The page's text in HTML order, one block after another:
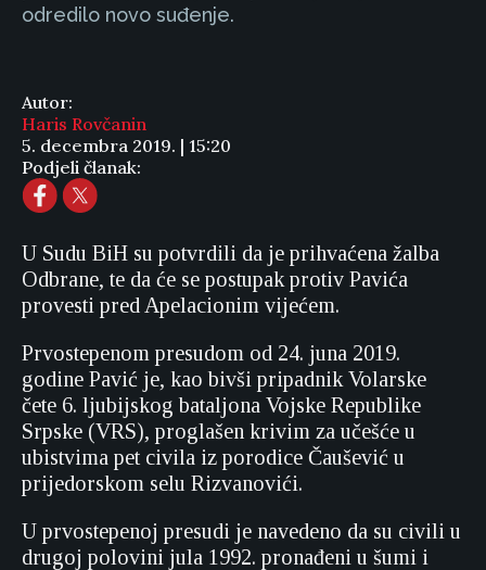
odredilo novo suđenje.
Autor:
Haris Rovčanin
5. decembra 2019. | 15:20
Podjeli članak:
U Sudu BiH su potvrdili da je prihvaćena žalba
Odbrane, te da će se postupak protiv Pavića
provesti pred Apelacionim vijećem.
Prvostepenom presudom od 24. juna 2019.
godine Pavić je, kao bivši pripadnik Volarske
čete 6. ljubijskog bataljona Vojske Republike
Srpske (VRS), proglašen krivim za učešće u
ubistvima pet civila iz porodice Čaušević u
prijedorskom selu Rizvanovići.
U prvostepenoj presudi je navedeno da su civili u
drugoj polovini jula 1992. pronađeni u šumi i